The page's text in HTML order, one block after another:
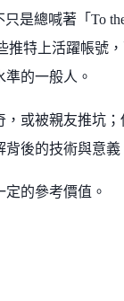
是總喊著「To
推特上活躍帳號
的一般人。
，或被親友推坑；
背後的技術與意義
的參考價值。